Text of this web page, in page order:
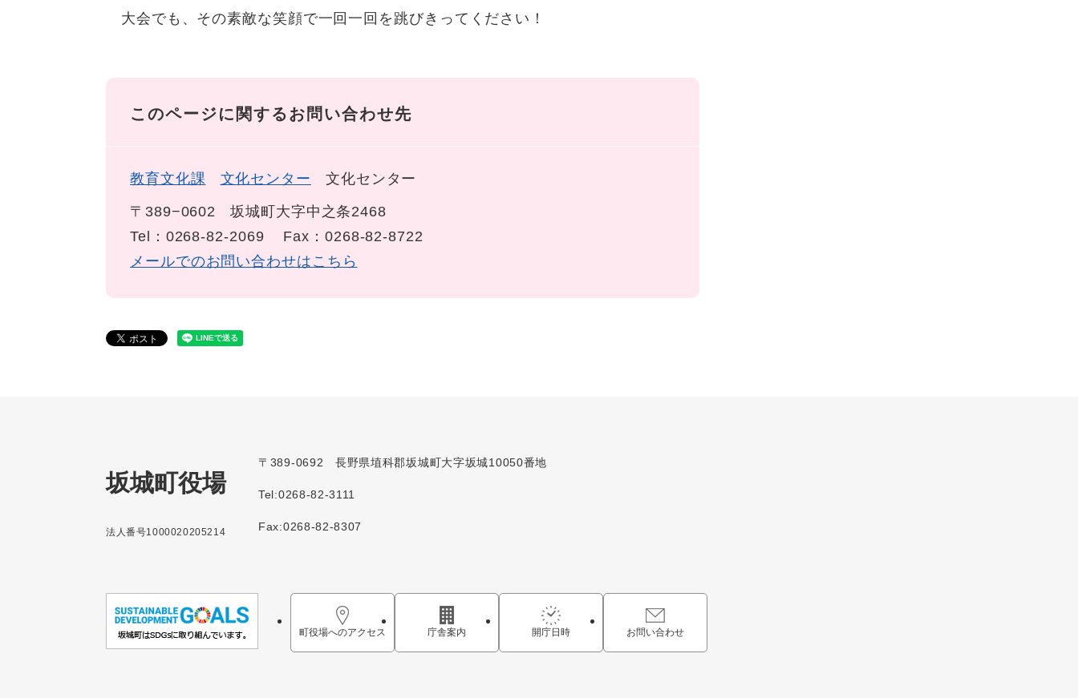
大会でも、その素敵な笑顔で一回一回を跳びきってください！
このページに関するお問い合わせ先
教育文化課 文化センター 文化センター
〒389−0602
坂城町大字中之条2468
Tel：0268-82-2069
Fax：0268-82-8722
メールでのお問い合わせはこちら
坂城町役場
法人番号1000020205214
〒389-0692 長野県埴科郡坂城町大字坂城10050番地
Tel:0268-82-3111
Fax:0268-82-8307
町役場へのアクセス 庁舎案内 開庁日時 お問い合わせ